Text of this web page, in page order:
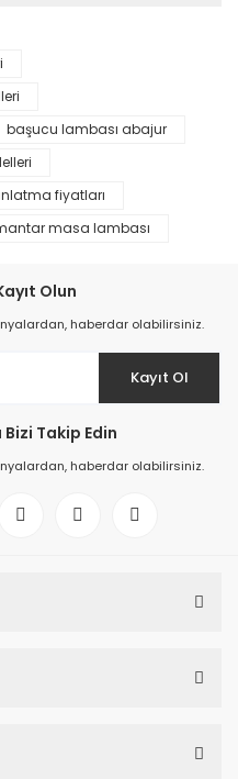
başucu lambası abajur
fiyatları
masa lambası
Olun
haberdar olabilirsiniz.
Kayıt Ol
Takip Edin
haberdar olabilirsiniz.